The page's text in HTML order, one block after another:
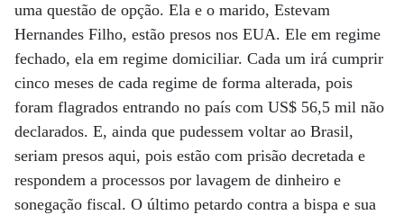
uma questão de opção. Ela e o marido, Estevam
Hernandes Filho, estão presos nos EUA. Ele em regime
fechado, ela em regime domiciliar. Cada um irá cumprir
cinco meses de cada regime de forma alterada, pois
foram flagrados entrando no país com US$ 56,5 mil não
declarados. E, ainda que pudessem voltar ao Brasil,
seriam presos aqui, pois estão com prisão decretada e
respondem a processos por lavagem de dinheiro e
sonegação fiscal. O último petardo contra a bispa e sua